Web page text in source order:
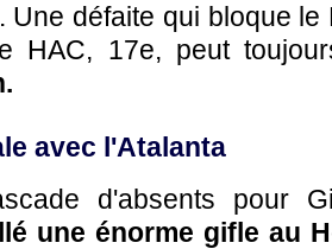
Une défaite qui bloque
HAC, 17e, peut
avec l'Atalanta
d'absents pour
une énorme gifle au